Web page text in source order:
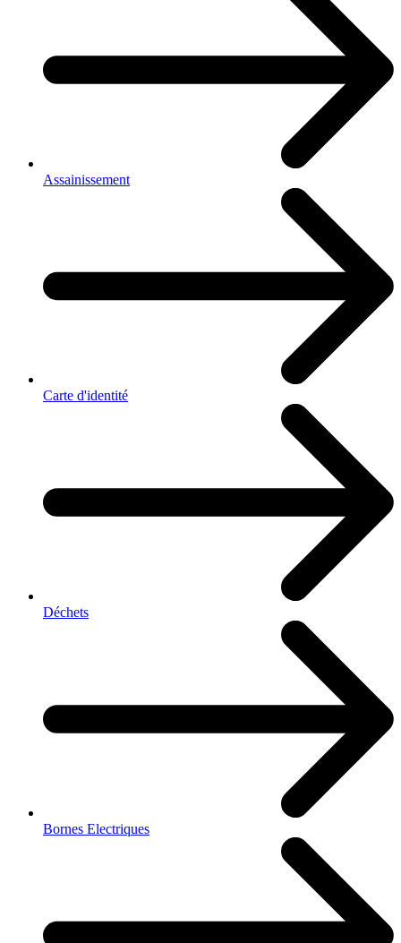
Assainissement
Carte d'identité
Déchets
Bornes Electriques